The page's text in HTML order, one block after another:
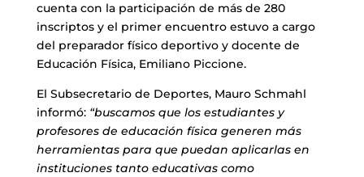
cuenta con la participación de más de 280
inscriptos y el primer encuentro estuvo a cargo
del preparador físico deportivo y docente de
Educación Física, Emiliano Piccione.
El Subsecretario de Deportes, Mauro Schmahl
informó: “buscamos que los estudiantes y
profesores de educación física generen más
herramientas para que puedan aplicarlas en
instituciones tanto educativas como